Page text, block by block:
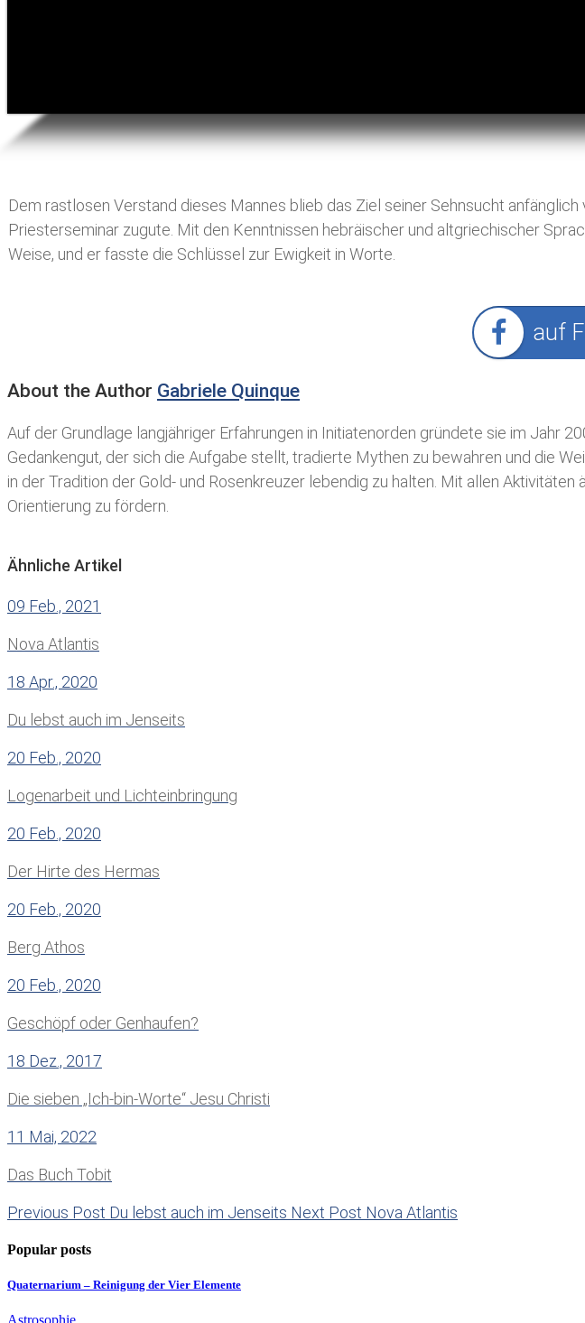
Dem rastlosen Verstand dieses Mannes blieb das Ziel seiner Sehnsucht
Priesterseminar zugute. Mit den Kenntnissen hebräischer und altgriechischer
Weise, und er fasste die Schlüssel zur Ewigkeit in Worte.
auf
About the Author Gabriele Quinque
Auf der Grundlage langjähriger Erfahrungen in Initiatenorden gründete sie im Jahr
Gedankengut, der sich die Aufgabe stellt, tradierte Mythen zu bewahren und die
in der Tradition der Gold- und Rosenkreuzer lebendig zu halten. Mit allen
Orientierung zu fördern.
Ähnliche Artikel
09 Feb., 2021
Nova Atlantis
18 Apr., 2020
Du lebst auch im Jenseits
20 Feb., 2020
Logenarbeit und Lichteinbringung
20 Feb., 2020
Der Hirte des Hermas
20 Feb., 2020
Berg Athos
20 Feb., 2020
Geschöpf oder Genhaufen?
18 Dez., 2017
Die sieben „Ich-bin-Worte“ Jesu Christi
11 Mai, 2022
Das Buch Tobit
Previous Post Du lebst auch im Jenseits Next Post Nova Atlantis
Popular posts
Quaternarium – Reinigung der Vier Elemente
Astrosophie